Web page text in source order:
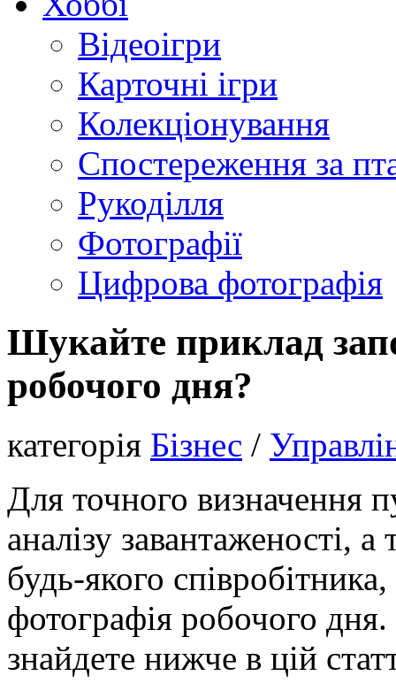
Відеоігри
Карточні ігри
Колекціонування
Спостереження за
Рукоділля
Фотографії
Цифрова фотографія
Шукайте приклад
робочого дня?
категорія Бізнес /
Для точного визначення
аналізу завантаженості,
будь-якого
фотографія робочого
знайдете нижче в цій